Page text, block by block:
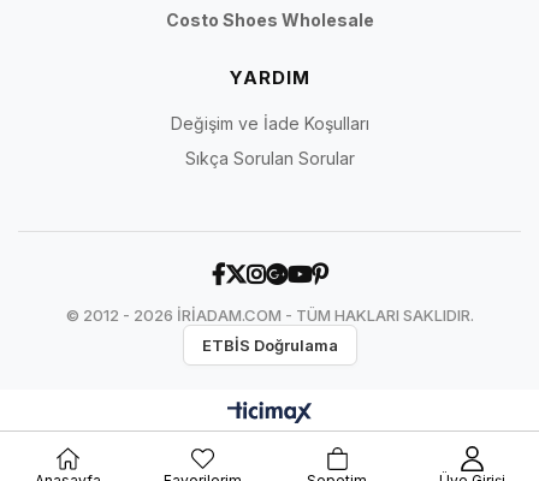
Costo Shoes Wholesale
YARDIM
Değişim ve İade Koşulları
Sıkça Sorulan Sorular
© 2012 - 2026 İRİADAM.COM - TÜM HAKLARI SAKLIDIR.
ETBİS Doğrulama